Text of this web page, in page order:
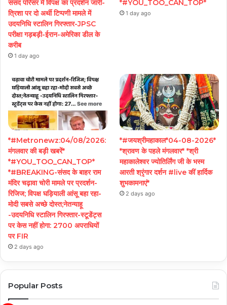
संसद परिसर में विपक्ष का प्रदर्शन जारी-
त्रिशा पर दो अर्थी टिप्पणी मामले में
उदयनिधि स्टालिन गिरफ्तार-JPSC
परीक्षा गड़बड़ी-ईरान-अमेरिका डील के
करीब
1 day ago
*#YOU_TOO_CAN_TOP*
1 day ago
*#Metronewz:04/08/2026:
मंगलवार की बड़ी खबरें*
*#YOU_TOO_CAN_TOP*
*#BREAKING-संसद के बाहर राम
मंदिर चढ़ावा चोरी मामले पर प्रदर्शन-
रिजिज; विपक्ष घड़ियाली आंसू बहा रहा-
मोदी सबसे अच्छे दोस्त;नेतन्याहू
-उदयनिधि स्टालिन गिरफ्तार-स्टूडेंट्स
पर केस नहीं होगा: 2700 अपराधियों
पर FIR
2 days ago
*#जयश्रीमहाकाल*04-08-2026*
*श्रावण के पहले मंगलवार* *श्री
महाकालेश्वर ज्योतिर्लिंग जी के भस्म
आरती श्रृंगार दर्शन #live कीं हार्दिक
शुभकामनाएं*
2 days ago
Popular Posts